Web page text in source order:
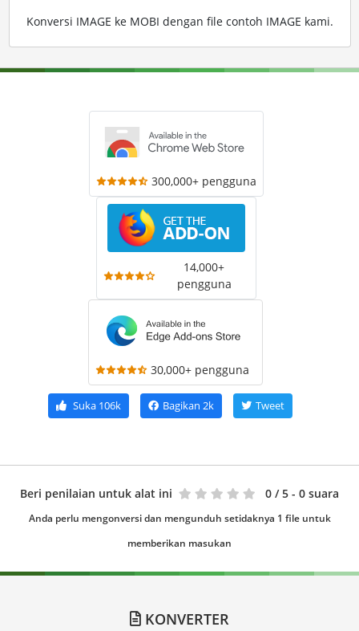
Konversi IMAGE ke MOBI dengan file contoh IMAGE kami.
300,000+ pengguna
14,000+
pengguna
30,000+ pengguna
Suka106k Bagikan 2k Tweet
Beri penilaian untuk alat ini 0 / 5 - 0 suara
Anda perlu mengonversi dan mengunduh setidaknya 1 file untuk
memberikan masukan
KONVERTER